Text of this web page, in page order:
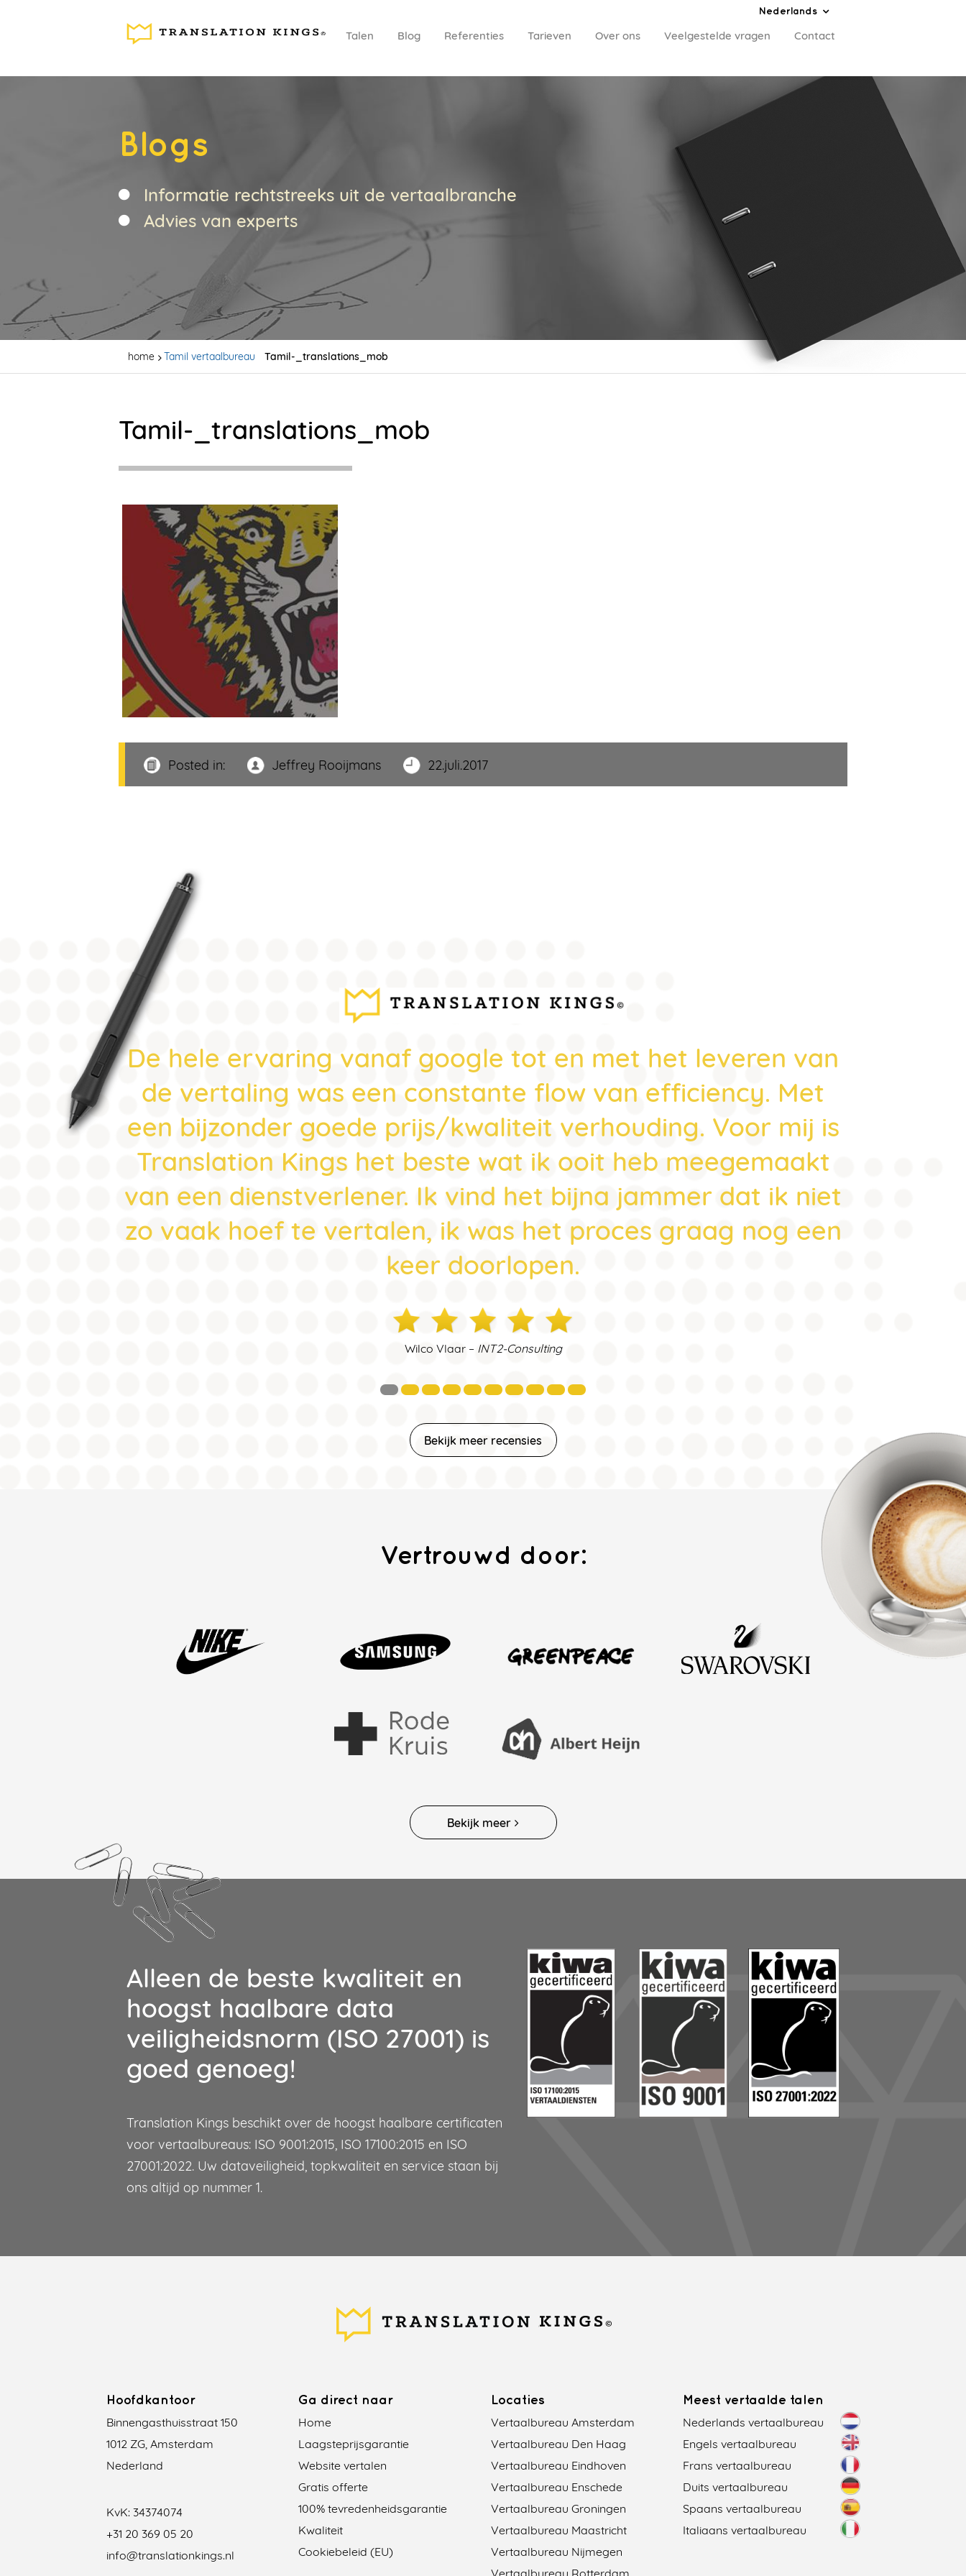
Nederlands
Vertaaldiensten Talen Blog Referenties Tarieven Over ons Veelgestelde vragen Contact
Blogs
Informatie rechtstreeks uit de vertaalbranche
Advies van experts
home Tamil vertaalbureau Tamil-_translations_mob
Tamil-_translations_mob
Posted in: Jeffrey Rooijmans 22.juli.2017
De hele ervaring vanaf google tot en met het leveren van
de vertaling was een constante flow van efficiency. Met
een bijzonder goede prijs/kwaliteit verhouding. Voor mij is
Translation Kings het beste wat ik ooit heb meegemaakt
van een dienstverlener. Ik vind het bijna jammer dat ik niet
zo vaak hoef te vertalen, ik was het proces graag nog een
keer doorlopen.
Wilco Vlaar – INT2-Consulting
Bekijk meer recensies
Vertrouwd door:
Bekijk meer
Alleen de beste kwaliteit en
hoogst haalbare data
veiligheidsnorm (ISO 27001) is
goed genoeg!
Translation Kings beschikt over de hoogst haalbare certificaten
voor vertaalbureaus: ISO 9001:2015, ISO 17100:2015 en ISO
27001:2022. Uw dataveiligheid, topkwaliteit en service staan bij
ons altijd op nummer 1.
Hoofdkantoor
Binnengasthuisstraat 150
1012 ZG, Amsterdam
Nederland
KvK: 34374074
+31 20 369 05 20
info@translationkings.nl
Ga direct naar
Home
Laagsteprijsgarantie
Website vertalen
Gratis offerte
100% tevredenheidsgarantie
Kwaliteit
Cookiebeleid (EU)
Locaties
Vertaalbureau Amsterdam
Vertaalbureau Den Haag
Vertaalbureau Eindhoven
Vertaalbureau Enschede
Vertaalbureau Groningen
Vertaalbureau Maastricht
Vertaalbureau Nijmegen
Vertaalbureau Rotterdam
Meest vertaalde talen
Nederlands vertaalbureau
Engels vertaalbureau
Frans vertaalbureau
Duits vertaalbureau
Spaans vertaalbureau
Italiaans vertaalbureau